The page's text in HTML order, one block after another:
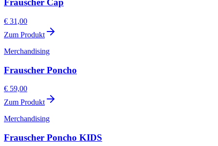
Frauscher Cap
€ 31,00
Zum Produkt
Merchandising
Frauscher Poncho
€ 59,00
Zum Produkt
Merchandising
Frauscher Poncho KIDS